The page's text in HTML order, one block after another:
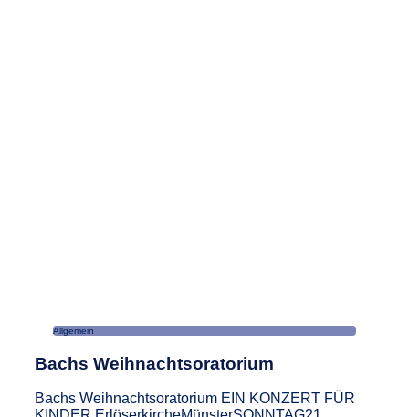
Allgemein
Bachs Weihnachtsoratorium
Bachs Weihnachtsoratorium EIN KONZERT FÜR